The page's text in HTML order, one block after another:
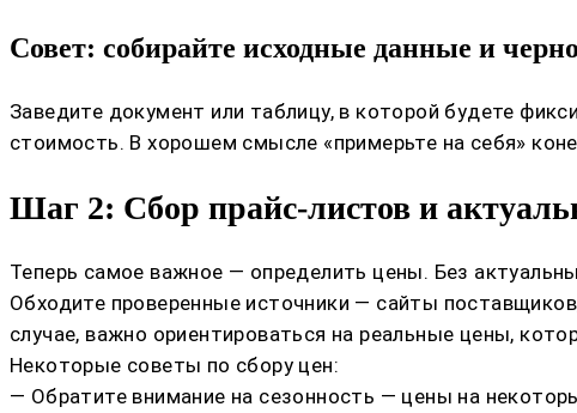
Совет: собирайте исходные данные и
Заведите документ или таблицу, в которой будете
стоимость. В хорошем смысле «примерьте на себя»
Шаг 2: Сбор прайс-листов и
Теперь самое важное — определить цены. Без
Обходите проверенные источники — сайты
случае, важно ориентироваться на реальные цены,
Некоторые советы по сбору цен:
— Обратите внимание на сезонность — цены на